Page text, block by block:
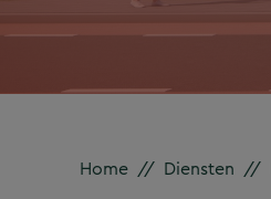
Home // Diensten //